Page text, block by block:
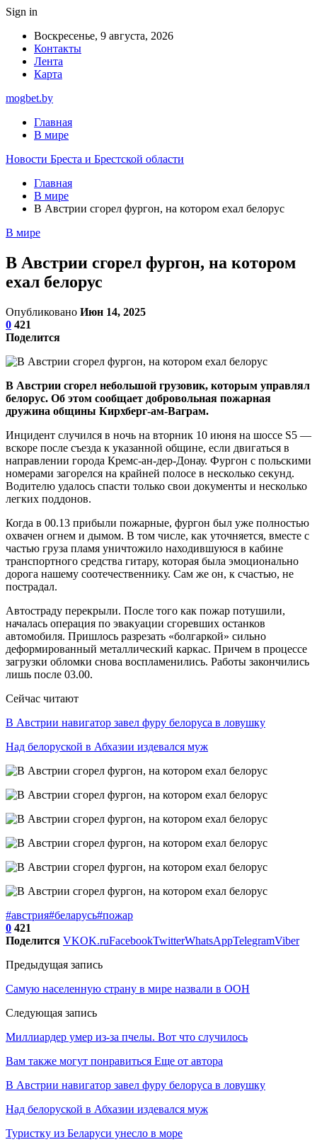
Sign in
Воскресенье, 9 августа, 2026
Контакты
Лента
Карта
mogbet.by
Главная
В мире
Новости Бреста и Брестской области
Главная
В мире
В Австрии сгорел фургон, на котором ехал белорус
В мире
В Австрии сгорел фургон, на котором
ехал белорус
Опубликовано Июн 14, 2025
0 421
Поделится
В Австрии сгорел небольшой грузовик, которым управлял
белорус. Об этом сообщает добровольная пожарная
дружина общины Кирхберг-ам-Ваграм.
Инцидент случился в ночь на вторник 10 июня на шоссе S5 —
вскоре после съезда к указанной общине, если двигаться в
направлении города Кремс-ан-дер-Донау. Фургон с польскими
номерами загорелся на крайней полосе в несколько секунд.
Водителю удалось спасти только свои документы и несколько
легких поддонов.
Когда в 00.13 прибыли пожарные, фургон был уже полностью
охвачен огнем и дымом. В том числе, как уточняется, вместе с
частью груза пламя уничтожило находившуюся в кабине
транспортного средства гитару, которая была эмоционально
дорога нашему соотечественнику. Сам же он, к счастью, не
пострадал.
Автостраду перекрыли. После того как пожар потушили,
началась операция по эвакуации сгоревших останков
автомобиля. Пришлось разрезать «болгаркой» сильно
деформированный металлический каркас. Причем в процессе
загрузки обломки снова воспламенились. Работы закончились
лишь после 03.00.
Сейчас читают
В Австрии навигатор завел фуру белоруса в ловушку
Над белоруской в Абхазии издевался муж
#австрия#беларусь#пожар
0 421
Поделится VKOK.ruFacebookTwitterWhatsAppTelegramViber
Предыдущая запись
Самую населенную страну в мире назвали в ООН
Следующая запись
Миллиардер умер из-за пчелы. Вот что случилось
Вам также могут понравиться Еще от автора
В Австрии навигатор завел фуру белоруса в ловушку
Над белоруской в Абхазии издевался муж
Туристку из Беларуси унесло в море